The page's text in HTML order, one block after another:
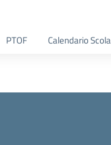
PTOF Calendario